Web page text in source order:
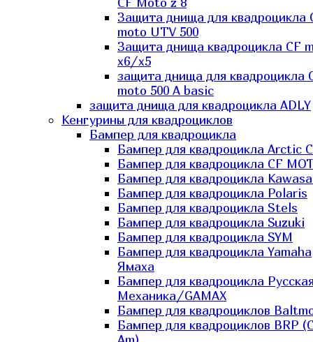
Защита днища для квадроцикла
moto UTV 500
Защита днища квадроцикла СF
x6/x5
защита днища для квадроцикла
moto 500 A basic
защита днища для квадроцикла ADLY
Кенгурины для квадроциклов
Бампер для квадроцикла
Бампер для квадроцикла Arctic
Бампер для квадроцикла CF
Бампер для квадроцикла
Бампер для квадроцикла Polaris
Бампер для квадроцикла Stels
Бампер для квадроцикла Suzuki
Бампер для квадроцикла SYM
Бампер для квадроцикла Yamaha
Ямаха
Бампер для квадроцикла
Механика/GAMAX
Бампер для квадроциклов
Бампер для квадроциклов BRP